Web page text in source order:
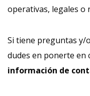
operativas, legales o
Si tiene preguntas y/
dudes en ponerte en
información de